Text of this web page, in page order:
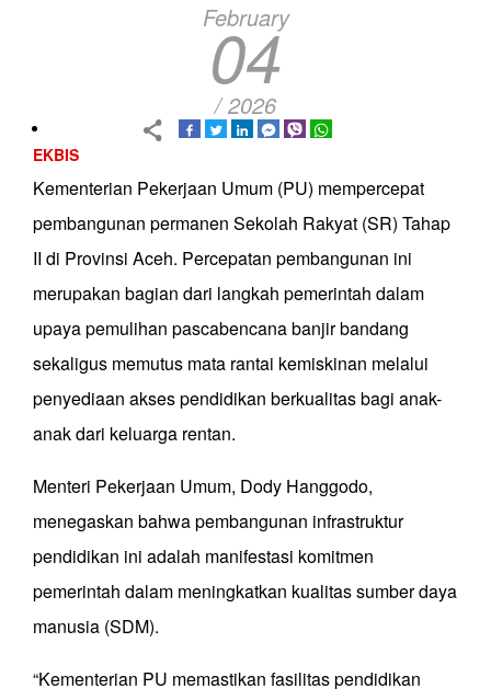
February
04
/ 2026
EKBIS
Kementerian Pekerjaan Umum (PU) mempercepat
pembangunan permanen Sekolah Rakyat (SR) Tahap
II di Provinsi Aceh. Percepatan pembangunan ini
merupakan bagian dari langkah pemerintah dalam
upaya pemulihan pascabencana banjir bandang
sekaligus memutus mata rantai kemiskinan melalui
penyediaan akses pendidikan berkualitas bagi anak-
anak dari keluarga rentan.
Menteri Pekerjaan Umum, Dody Hanggodo,
menegaskan bahwa pembangunan infrastruktur
pendidikan ini adalah manifestasi komitmen
pemerintah dalam meningkatkan kualitas sumber daya
manusia (SDM).
“Kementerian PU memastikan fasilitas pendidikan